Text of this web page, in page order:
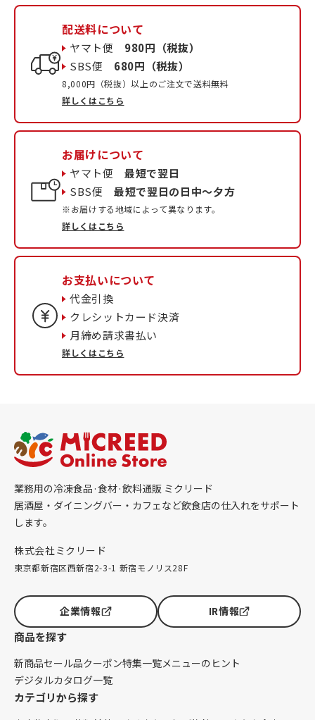
配送料について
ヤマト便 980円（税抜）
SBS便 680円（税抜）
8,000円（税抜）以上のご注文で送料無料
詳しくはこちら
お届けについて
ヤマト便最短で翌日
SBS便最短で翌日の日中〜夕方
※お届けする地域によって異なります。
詳しくはこちら
お支払いについて
代金引換
クレシットカード決済
月締め請求書払い
詳しくはこちら
業務用の冷凍食品·食材·飲料通販 ミクリード
居酒屋・ダイニングバー・カフェなど飲食店の仕入れをサポート
します。
株式会社ミクリード
東京都新宿区西新宿2-3-1 新宿モノリス28F
企業情報 IR情報
商品を探す
新商品セール品クーポン特集一覧メニューのヒント
デジタルカタログ一覧
カテゴリから探す